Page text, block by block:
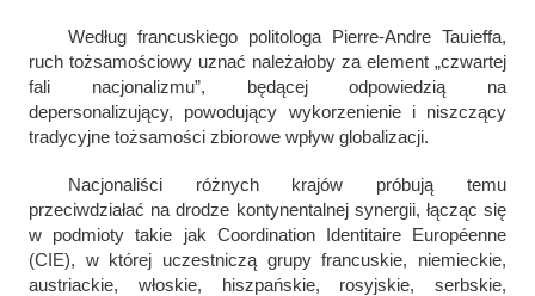
Według francuskiego politologa Pierre-Andre Tauieffa,
ruch tożsamościowy uznać należałoby za element „czwartej
fali nacjonalizmu”, będącej odpowiedzią na
depersonalizujący, powodujący wykorzenienie i niszczący
tradycyjne tożsamości zbiorowe wpływ globalizacji.
Nacjonaliści różnych krajów próbują temu
przeciwdziałać na drodze kontynentalnej synergii, łącząc się
w podmioty takie jak Coordination Identitaire Européenne
(CIE), w której uczestniczą grupy francuskie, niemieckie,
austriackie, włoskie, hiszpańskie, rosyjskie, serbskie,